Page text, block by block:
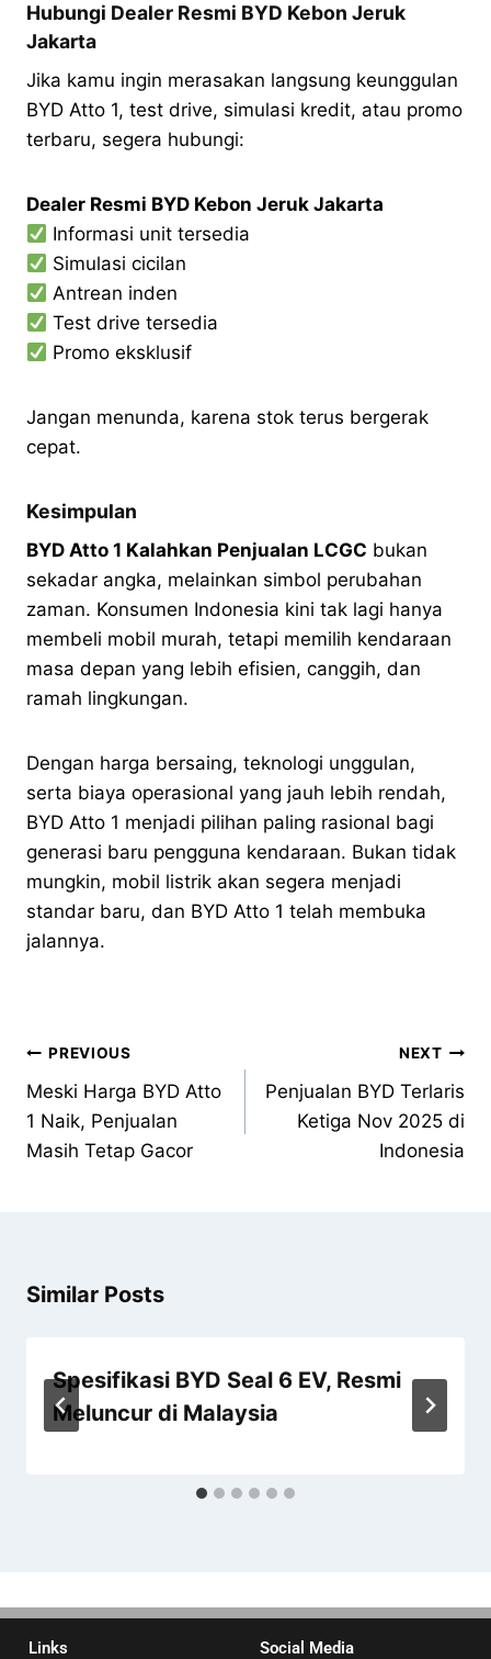
Hubungi Dealer Resmi BYD Kebon Jeruk
Jakarta
Jika kamu ingin merasakan langsung keunggulan
BYD Atto 1, test drive, simulasi kredit, atau promo
terbaru, segera hubungi:
Dealer Resmi BYD Kebon Jeruk Jakarta
Informasi unit tersedia
Simulasi cicilan
Antrean inden
Test drive tersedia
Promo eksklusif
Jangan menunda, karena stok terus bergerak
cepat.
Kesimpulan
BYD Atto 1 Kalahkan Penjualan LCGC bukan
sekadar angka, melainkan simbol perubahan
zaman. Konsumen Indonesia kini tak lagi hanya
membeli mobil murah, tetapi memilih kendaraan
masa depan yang lebih efisien, canggih, dan
ramah lingkungan.
Dengan harga bersaing, teknologi unggulan,
serta biaya operasional yang jauh lebih rendah,
BYD Atto 1 menjadi pilihan paling rasional bagi
generasi baru pengguna kendaraan. Bukan tidak
mungkin, mobil listrik akan segera menjadi
standar baru, dan BYD Atto 1 telah membuka
jalannya.
PREVIOUS
Meski Harga BYD Atto
1 Naik, Penjualan
Masih Tetap Gacor
NEXT
Penjualan BYD Terlaris
Ketiga Nov 2025 di
Indonesia
Similar Posts
Spesifikasi BYD Seal 6 EV, Resmi
Meluncur di Malaysia
Links Social Media